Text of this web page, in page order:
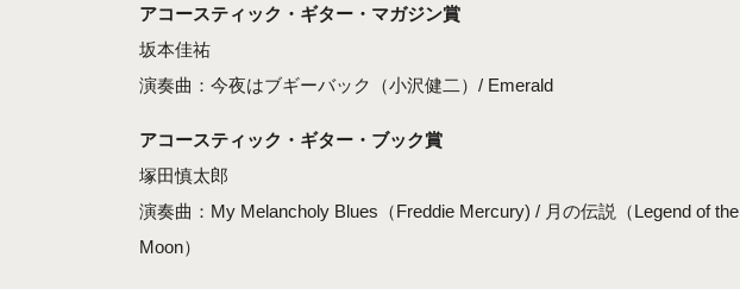
アコースティック・ギター・マガジン賞
坂本佳祐
演奏曲：今夜はブギーバック（小沢健二）/ Emerald
アコースティック・ギター・ブック賞
塚田慎太郎
演奏曲：My Melancholy Blues（Freddie Mercury) / 月の伝説（Legend of the
Moon）